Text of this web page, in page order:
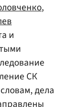
,
и
СК
дела